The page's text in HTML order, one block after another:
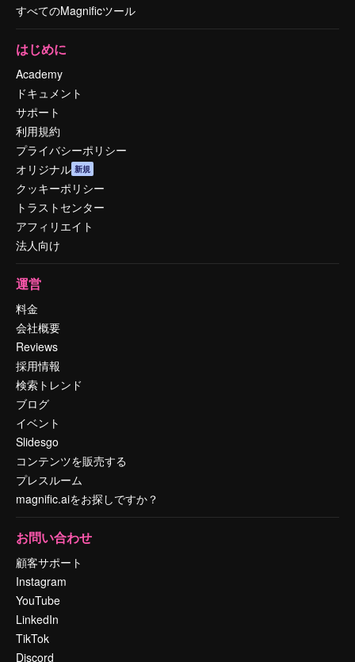
すべてのMagnificツール
はじめに
Academy
ドキュメント
サポート
利用規約
プライバシーポリシー
オリジナル 新規
クッキーポリシー
トラストセンター
アフィリエイト
法人向け
運営
料金
会社概要
Reviews
採用情報
検索トレンド
ブログ
イベント
Slidesgo
コンテンツを販売する
プレスルーム
magnific.aiをお探しですか？
お問い合わせ
顧客サポート
Instagram
YouTube
LinkedIn
TikTok
Discord